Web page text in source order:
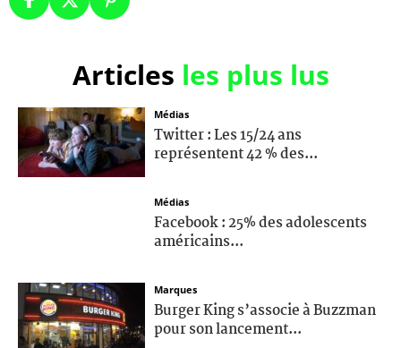
Articles les plus lus
Médias
Twitter : Les 15/24 ans
représentent 42 % des...
Médias
Facebook : 25% des adolescents
américains...
Marques
Burger King s’associe à Buzzman
pour son lancement...